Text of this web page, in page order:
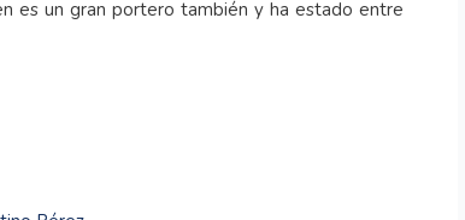
es un gran portero también y ha estado entre